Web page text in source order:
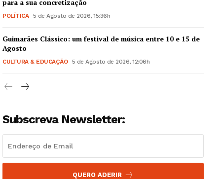
Institucional
Artigos
Edição Digital
para a sua concretização
POLÍTICA 5 de Agosto de 2026, 15:36h
Guimarães Clássico: um festival de música entre 10 e 15 de
Agosto
CULTURA & EDUCAÇÃO 5 de Agosto de 2026, 12:06h
Subscreva Newsletter:
QUERO ADERIR